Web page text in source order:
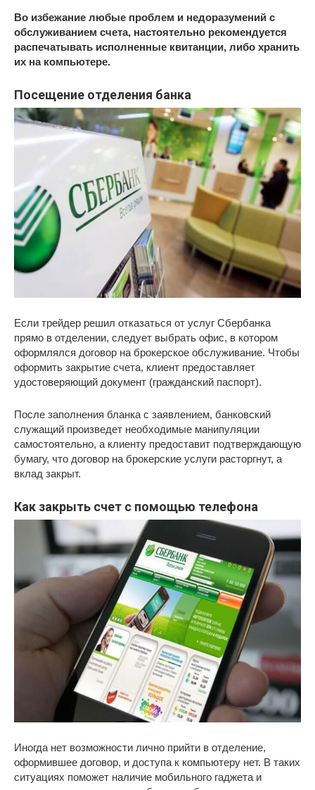
Во избежание любые проблем и недоразумений с
обслуживанием счета, настоятельно рекомендуется
распечатывать исполненные квитанции, либо хранить
их на компьютере.
Посещение отделения банка
Если трейдер решил отказаться от услуг Сбербанка
прямо в отделении, следует выбрать офис, в котором
оформлялся договор на брокерское обслуживание. Чтобы
оформить закрытие счета, клиент предоставляет
удостоверяющий документ (гражданский паспорт).
После заполнения бланка с заявлением, банковский
служащий произведет необходимые манипуляции
самостоятельно, а клиенту предоставит подтверждающую
бумагу, что договор на брокерские услуги расторгнут, а
вклад закрыт.
Как закрыть счет с помощью телефона
Иногда нет возможности лично прийти в отделение,
оформившее договор, и доступа к компьютеру нет. В таких
ситуациях поможет наличие мобильного гаджета и